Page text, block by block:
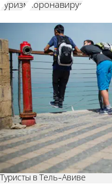
туризм коронавирус
Туристы в Тель-Авиве